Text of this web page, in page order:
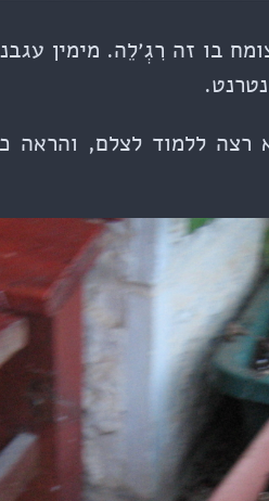
בו זה רִגְ׳לֵה. מימין
ללמוד לצלם, והראה